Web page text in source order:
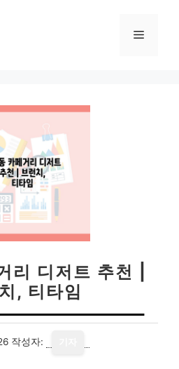
메
리 디저트 추천 |
, 티타임
작성자: